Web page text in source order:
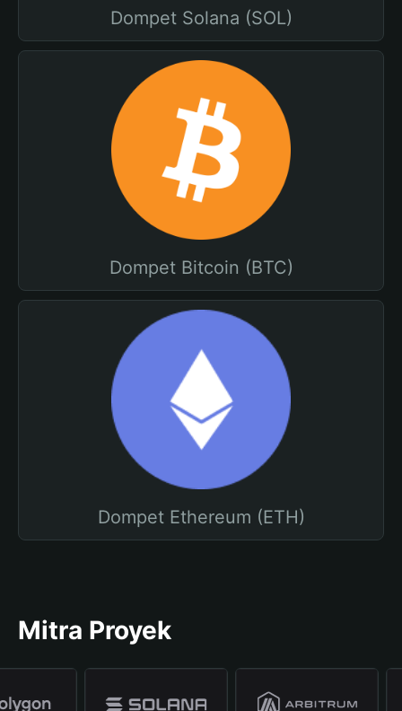
Dompet Solana (SOL)
Dompet Bitcoin (BTC)
Dompet Ethereum (ETH)
Mitra Proyek